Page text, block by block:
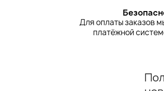
Для оплаты заказов
платёжной